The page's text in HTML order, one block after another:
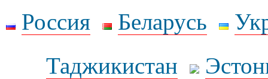
Россия Беларусь
Таджикистан